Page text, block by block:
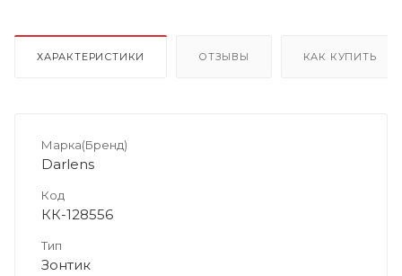
ХАРАКТЕРИСТИКИ ОТЗЫВЫ КАК КУПИТЬ
Марка(Бренд)
Darlens
Код
КК-128556
Тип
Зонтик